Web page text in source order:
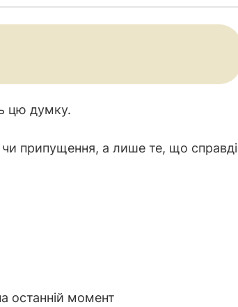
цю думку.
припущення, а лише те, що справді
останній момент